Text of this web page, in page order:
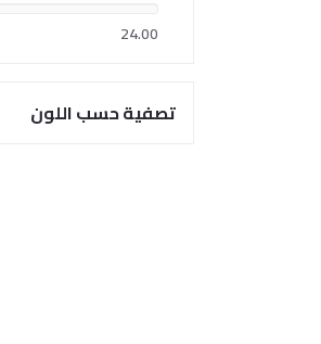
24.00
تصفية حسب اللون